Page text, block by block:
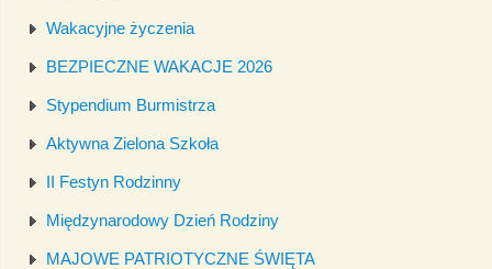
Wakacyjne życzenia
BEZPIECZNE WAKACJE 2026
Stypendium Burmistrza
Aktywna Zielona Szkoła
II Festyn Rodzinny
Międzynarodowy Dzień Rodziny
MAJOWE PATRIOTYCZNE ŚWIĘTA